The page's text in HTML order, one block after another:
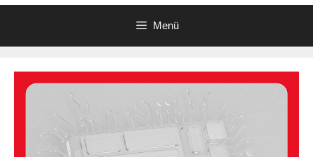
Menü